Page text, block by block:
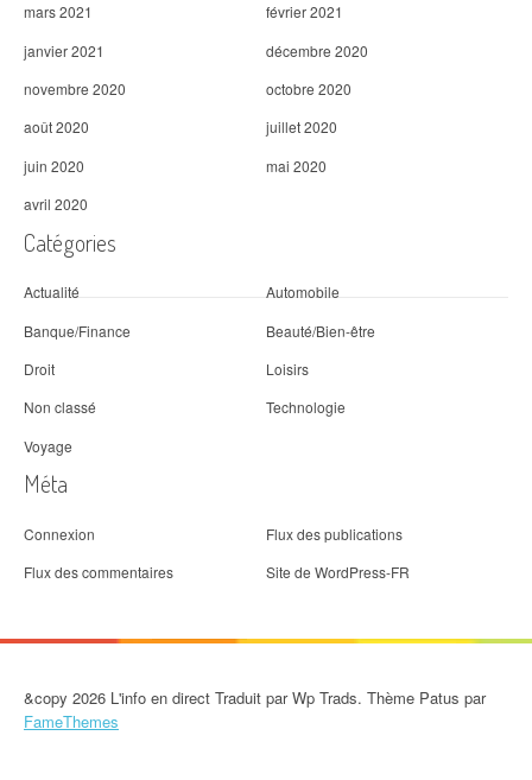
mars 2021
février 2021
janvier 2021
décembre 2020
novembre 2020
octobre 2020
août 2020
juillet 2020
juin 2020
mai 2020
avril 2020
Catégories
Actualité
Automobile
Banque/Finance
Beauté/Bien-être
Droit
Loisirs
Non classé
Technologie
Voyage
Méta
Connexion
Flux des publications
Flux des commentaires
Site de WordPress-FR
&copy 2026 L'info en direct Traduit par Wp Trads. Thème Patus par
FameThemes